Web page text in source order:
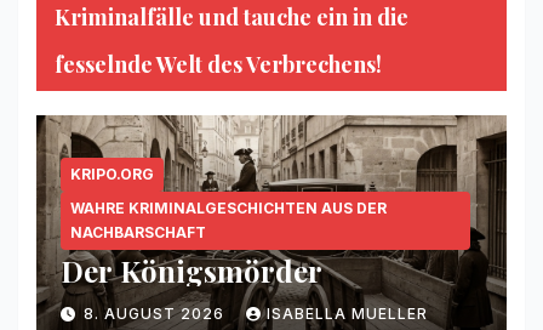
Kriminalfälle und tauche ein in die
fesselnde Welt des Verbrechens!
KRIPO.ORG
WAHRE KRIMINALGESCHICHTEN AUS DER
NACHBARSCHAFT
Der Königsmörder
8. AUGUST 2026 ISABELLA MUELLER